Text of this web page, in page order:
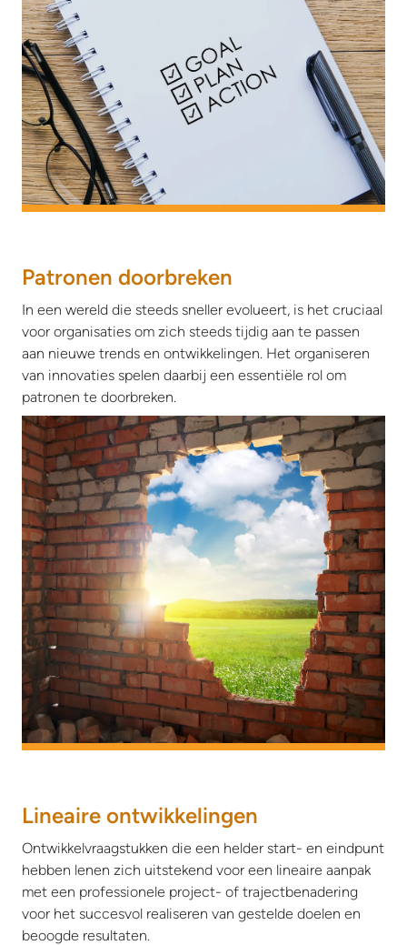
Patronen doorbreken
In een wereld die steeds sneller evolueert, is het cruciaal
voor organisaties om zich steeds tijdig aan te passen
aan nieuwe trends en ontwikkelingen. Het organiseren
van innovaties spelen daarbij een essentiële rol om
patronen te doorbreken.
Lineaire ontwikkelingen
Ontwikkelvraagstukken die een helder start- en eindpunt
hebben lenen zich uitstekend voor een lineaire aanpak
met een professionele project- of trajectbenadering
voor het succesvol realiseren van gestelde doelen en
beoogde resultaten.